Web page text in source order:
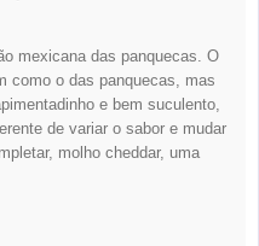
mexicana das panquecas. O
como o das panquecas, mas
e bem suculento,
de variar o sabor e mudar
molho cheddar, uma